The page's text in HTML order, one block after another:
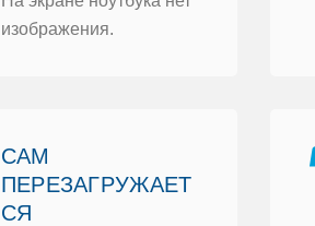
изoбражения.
САМ
ПЕРЕЗАГРУЖАЕТ
СЯ